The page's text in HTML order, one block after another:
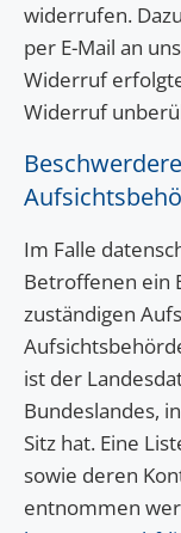
widerrufen.
per E-Mail an
Widerruf
Widerruf
Im Falle
Betroffenen ein
zuständigen
ist der
Bundeslandes,
Sitz hat. Eine
sowie deren
entnommen